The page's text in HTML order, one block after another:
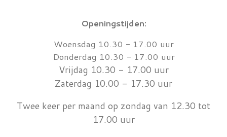
Openingstijden:
Woensdag 10.30 - 17.00 uur
Donderdag 10.30 - 17.00 uur
Vrijdag 10.30 - 17.00 uur
Zaterdag 10.00 - 17.30 uur
Twee keer per maand op zondag van 12.30 tot
17.00 uur